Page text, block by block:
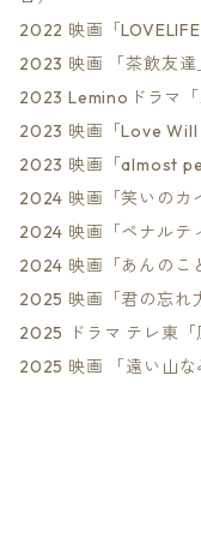
2022 映画「LOVELIFE
2023 映画 「茶飲友達
2023 Leminoドラマ
2023 映画「Love
2023 映画「almost
2024 映画「笑いのカ
2024 映画「ペナルテ
2024 映画「あんのこ
2025 映画「君の忘れ
2025 ドラマ テレ東「
2025 映画 「遠い山な